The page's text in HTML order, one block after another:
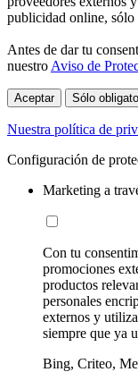
publicidad online, sólo
Antes de dar tu
nuestro Aviso de
Aceptar Sólo
Nuestra política de
Configuración de
Marketing a
Con tu
promociones
productos
personales
externos y
siempre que ya
Bing, Criteo,